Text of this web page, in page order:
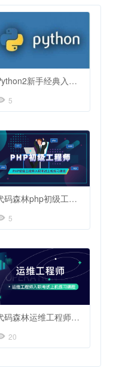
Python2新手经典入门100例子代码练习
5
代码森林php初级工程师基础入门
5
代码森林运维工程师基础入门
20